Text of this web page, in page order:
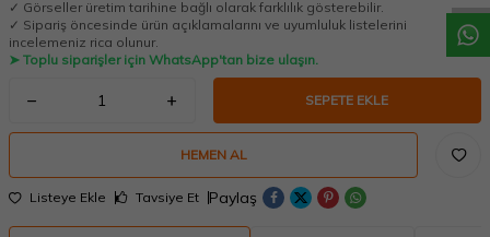
✓ Görseller üretim tarihine bağlı olarak farklılık gösterebilir.
✓ Sipariş öncesinde ürün açıklamalarını ve uyumluluk listelerini
incelemeniz rica olunur.
➤ Toplu siparişler için WhatsApp'tan bize ulaşın.
SEPETE EKLE
HEMEN AL
Listeye Ekle Tavsiye Et Paylaş